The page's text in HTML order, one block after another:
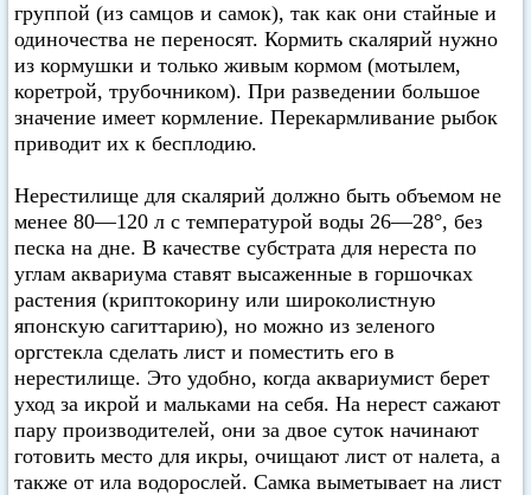
группой (из самцов и самок), так как они стайные и
одиночества не переносят. Кормить скалярий нужно
из кормушки и только живым кормом (мотылем,
коретрой, трубочником). При разведении большое
значение имеет кормление. Перекармливание рыбок
приводит их к бесплодию.
Нерестилище для скалярий должно быть объемом не
менее 80—120 л с температурой воды 26—28°, без
песка на дне. В качестве субстрата для нереста по
углам аквариума ставят высаженные в горшочках
растения (криптокорину или широколистную
японскую сагиттарию), но можно из зеленого
оргстекла сделать лист и поместить его в
нерестилище. Это удобно, когда аквариумист берет
уход за икрой и мальками на себя. На нерест сажают
пару производителей, они за двое суток начинают
готовить место для икры, очищают лист от налета, а
также от ила водорослей. Самка выметывает на лист